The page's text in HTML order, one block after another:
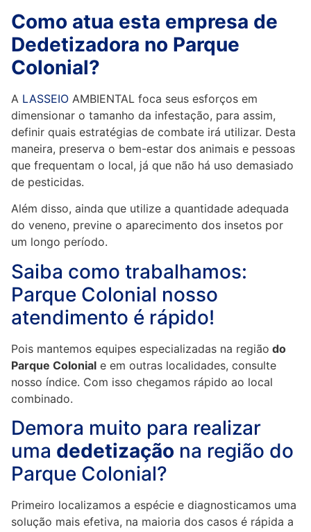
Como atua esta empresa de
Dedetizadora no Parque
Colonial?
A LASSEIO AMBIENTAL foca seus esforços em
dimensionar o tamanho da infestação, para assim,
definir quais estratégias de combate irá utilizar. Desta
maneira, preserva o bem-estar dos animais e pessoas
que frequentam o local, já que não há uso demasiado
de pesticidas.
Além disso, ainda que utilize a quantidade adequada
do veneno, previne o aparecimento dos insetos por
um longo período.
Saiba como trabalhamos:
Parque Colonial nosso
atendimento é rápido!
Pois mantemos equipes especializadas na região do
Parque Colonial e em outras localidades, consulte
nosso índice. Com isso chegamos rápido ao local
combinado.
Demora muito para realizar
uma dedetização na região do
Parque Colonial?
Primeiro localizamos a espécie e diagnosticamos uma
solução mais efetiva, na maioria dos casos é rápida a